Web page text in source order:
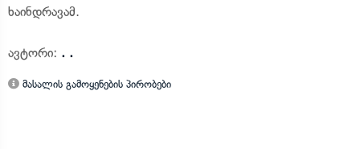
ხაინდრავამ.
ავტორი: . .
მასალის გამოყენების პირობები